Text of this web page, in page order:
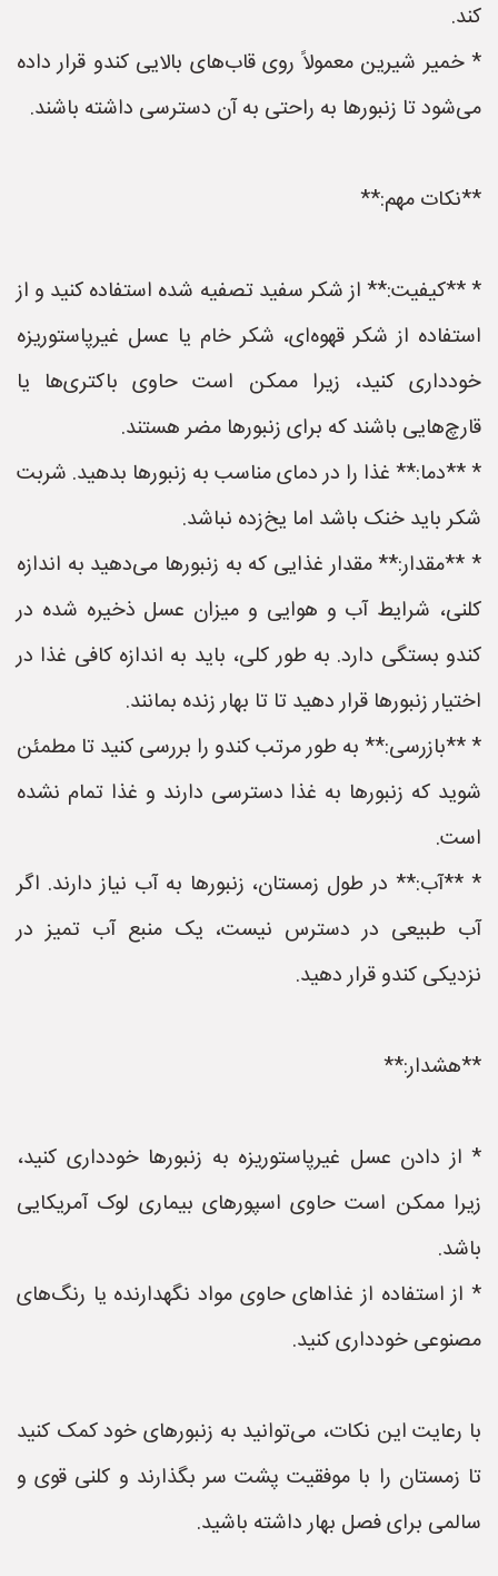
کند.
* خمیر شیرین معمولاً روی قاب‌های بالایی کندو قرار داده
می‌شود تا زنبورها به راحتی به آن دسترسی داشته باشند.
**نکات مهم:**
* **کیفیت:** از شکر سفید تصفیه شده استفاده کنید و از
استفاده از شکر قهوه‌ای، شکر خام یا عسل غیرپاستوریزه
خودداری کنید، زیرا ممکن است حاوی باکتری‌ها یا
قارچ‌هایی باشند که برای زنبورها مضر هستند.
* **دما:** غذا را در دمای مناسب به زنبورها بدهید. شربت
شکر باید خنک باشد اما یخ‌زده نباشد.
* **مقدار:** مقدار غذایی که به زنبورها می‌دهید به اندازه
کلنی، شرایط آب و هوایی و میزان عسل ذخیره شده در
کندو بستگی دارد. به طور کلی، باید به اندازه کافی غذا در
اختیار زنبورها قرار دهید تا تا بهار زنده بمانند.
* **بازرسی:** به طور مرتب کندو را بررسی کنید تا مطمئن
شوید که زنبورها به غذا دسترسی دارند و غذا تمام نشده
است.
* **آب:** در طول زمستان، زنبورها به آب نیاز دارند. اگر
آب طبیعی در دسترس نیست، یک منبع آب تمیز در
نزدیکی کندو قرار دهید.
**هشدار:**
* از دادن عسل غیرپاستوریزه به زنبورها خودداری کنید،
زیرا ممکن است حاوی اسپورهای بیماری لوک آمریکایی
باشد.
* از استفاده از غذاهای حاوی مواد نگهدارنده یا رنگ‌های
مصنوعی خودداری کنید.
با رعایت این نکات، می‌توانید به زنبورهای خود کمک کنید
تا زمستان را با موفقیت پشت سر بگذارند و کلنی قوی و
سالمی برای فصل بهار داشته باشید.